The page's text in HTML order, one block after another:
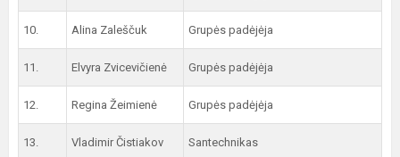
10. Alina Zaleščuk Grupės padėjėja
11. Elvyra Zvicevičienė Grupės padėjėja
12. Regina Žeimienė Grupės padėjėja
13. Vladimir Čistiakov Santechnikas